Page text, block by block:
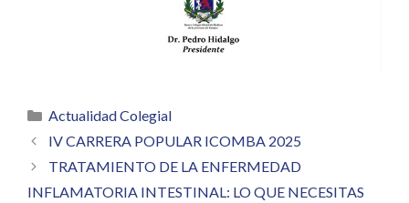
Categorías
Actualidad Colegial
IV CARRERA POPULAR ICOMBA 2025
TRATAMIENTO DE LA ENFERMEDAD
INFLAMATORIA INTESTINAL: LO QUE NECESITAS